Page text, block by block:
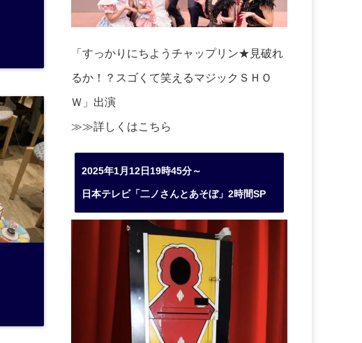
「すっかりにちようチャップリン★見破れ
るか！？スゴくて笑えるマジックＳＨＯ
Ｗ」出演
≫≫詳しくはこちら
2025年1月12日19時45分～
日本テレビ「二ノさんとあそぼ」2時間SP